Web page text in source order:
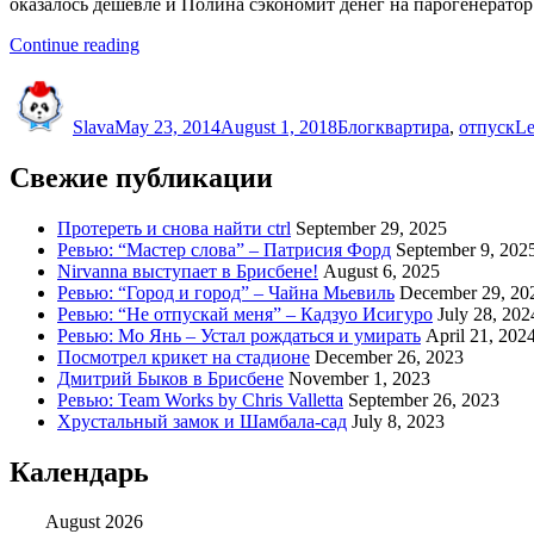
Continue reading“В
май-
SlavaMay 23, 2014August 1, 2018Блогквартира, отпуск
Свежие публикации
Протереть и снова найти ctrl September 29, 2025
Ревью: “Мастер слова” – Патрисия Форд September 9,
Nirvanna выступает в Брисбене! August 6, 2025
Ревью: “Город и город” – Чайна Мьевиль December 29,
Ревью: “Не отпускай меня” – Кадзуо Исигуро July 28,
Ревью: Мо Янь – Устал рождаться и умирать April 21,
Посмотрел крикет на стадионе December 26, 2023
Дмитрий Быков в Брисбене November 1, 2023
Ревью: Team Works by Chris Valletta September 26, 2023
Хрустальный замок и Шамбала-сад July 8, 2023
Календарь
August 2026